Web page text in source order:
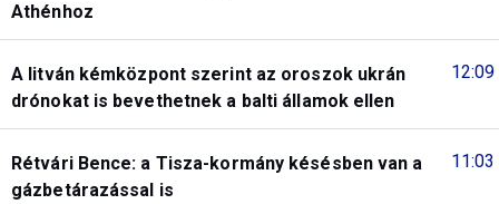
Athénhoz
12:09
A litván kémközpont szerint az oroszok ukrán
drónokat is bevethetnek a balti államok ellen
11:03
Rétvári Bence: a Tisza-kormány késésben van a
gázbetárazással is